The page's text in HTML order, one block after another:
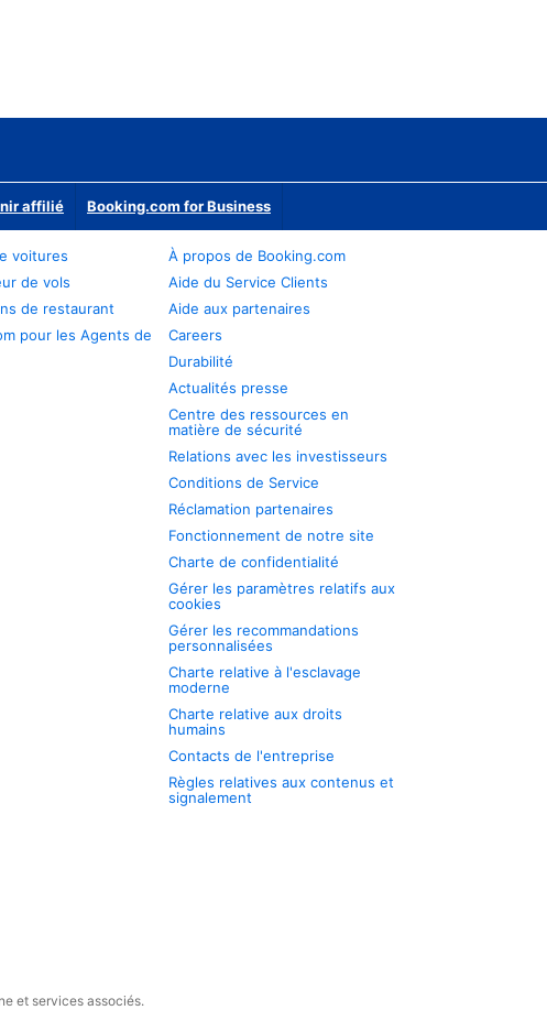
affilié Booking.com for Business
voitures
de vols
de restaurant
pour les Agents de
À propos de Booking.com
Aide du Service Clients
Aide aux partenaires
Careers
Durabilité
Actualités presse
Centre des ressources en
matière de sécurité
Relations avec les investisseurs
Conditions de Service
Réclamation partenaires
Fonctionnement de notre site
Charte de confidentialité
Gérer les paramètres relatifs aux
cookies
Gérer les recommandations
personnalisées
Charte relative à l'esclavage
moderne
Charte relative aux droits
humains
Contacts de l'entreprise
Règles relatives aux contenus et
signalement
et services associés.